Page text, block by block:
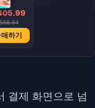
하기
결제 화면으로 넘